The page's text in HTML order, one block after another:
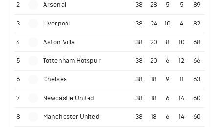
2 Arsenal 38 28 5 5 89
3 Liverpool 38 24 10 4 82
4 Aston Villa 38 20 8 10 68
5 Tottenham Hotspur 38 20 6 12 66
6 Chelsea 38 18 9 11 63
7 Newcastle United 38 18 6 14 60
8 Manchester United 38 18 6 14 60